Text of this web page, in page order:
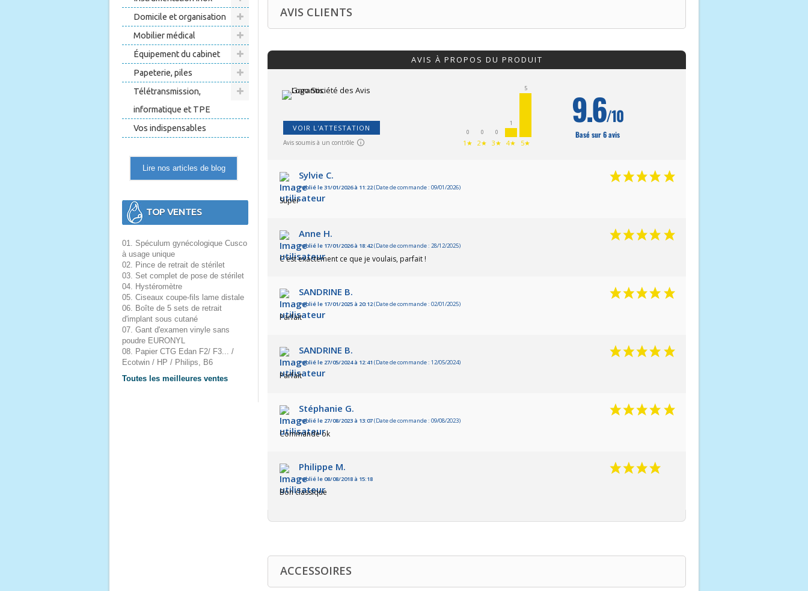
Domicile et organisation
Mobilier médical
Équipement du cabinet
Papeterie, piles
Télétransmission,
informatique et TPE
Vos indispensables
Lire nos articles de blog
TOP VENTES
01. Spéculum gynécologique Cusco
à usage unique
02. Pince de retrait de stérilet
03. Set complet de pose de stérilet
04. Hystéromètre
05. Ciseaux coupe-fils lame distale
06. Boîte de 5 sets de retrait
d'implant sous cutané
07. Gant d'examen vinyle sans
poudre EURONYL
08. Papier CTG Edan F2/ F3... /
Ecotwin / HP / Philips, B6
Toutes les meilleures ventes
AVIS CLIENTS
AVIS À PROPOS DU PRODUIT
VOIR L'ATTESTATION
Avis soumis à un contrôle
0
1★
0
2★
0
3★
1
4★
5
5★
9.6/10
Basé sur 6 avis
Sylvie C.
Publié le 31/01/2026 à 11:22(Date de commande : 09/01/2026)
Super
Anne H.
Publié le 17/01/2026 à 18:42(Date de commande : 28/12/2025)
C'est exactement ce que je voulais, parfait !
SANDRINE B.
Publié le 17/01/2025 à 20:12(Date de commande : 02/01/2025)
Parfait
SANDRINE B.
Publié le 27/05/2024 à 12:41 (Date de commande : 12/05/2024)
Parfait
Stéphanie G.
Publié le 27/08/2023 à 13:07(Date de commande : 09/08/2023)
Commande ok
Philippe M.
Publié le 08/08/2018 à 15:18
Bon classique
ACCESSOIRES